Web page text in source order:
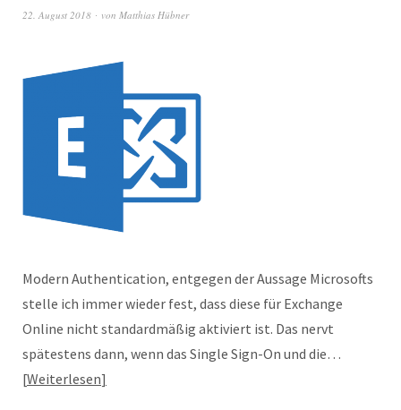
22. August 2018 von Matthias Hübner
Modern Authentication, entgegen der Aussage Microsofts
stelle ich immer wieder fest, dass diese für Exchange
Online nicht standardmäßig aktiviert ist. Das nervt
spätestens dann, wenn das Single Sign-On und die…
Weiterlesen